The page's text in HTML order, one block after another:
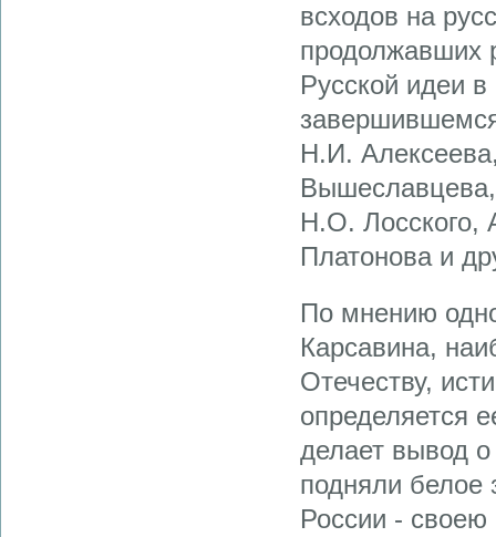
всходов на
продолжавших
Русской идеи
Н.И.
Н.О. Лосского,
Платонова и
По мнению
Карсавина,
Отечеству,
определяется
делает вывод о
подняли белое
России - своею